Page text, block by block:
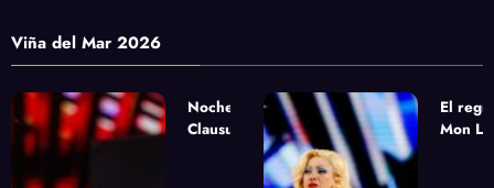
Viña del Mar 2026
Noche de
Clausura
urbana con
Paulo Londra,
El
Mon